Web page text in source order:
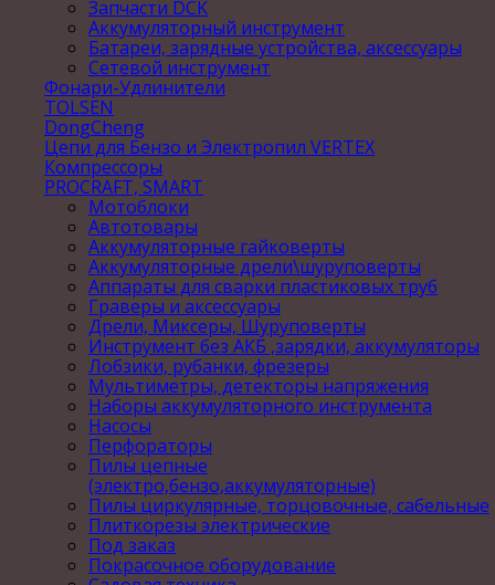
Запчасти DCK
Аккумуляторный инструмент
Батареи, зарядные устройства, аксессуары
Сетевой инструмент
Фонари-Удлинители
TOLSEN
DongCheng
Цепи для Бензо и Электропил VERTEX
Компрессоры
PROCRAFT, SMART
Мотоблоки
Автотовары
Аккумуляторные гайковерты
Аккумуляторные дрели\шуруповерты
Аппараты для сварки пластиковых труб
Граверы и аксессуары
Дрели, Миксеры, Шуруповерты
Инструмент без АКБ ,зарядки, аккумуляторы
Лобзики, рубанки, фрезеры
Мультиметры, детекторы напряжения
Наборы аккумуляторного инструмента
Насосы
Перфораторы
Пилы цепные
(электро,бензо,аккумуляторные)
Пилы циркулярные, торцовочные, сабельные
Плиткорезы электрические
Под заказ
Покрасочное оборудование